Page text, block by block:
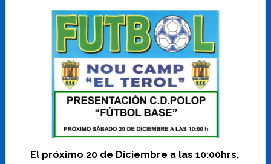
El próximo 20 de Diciembre a las 10:00hrs,